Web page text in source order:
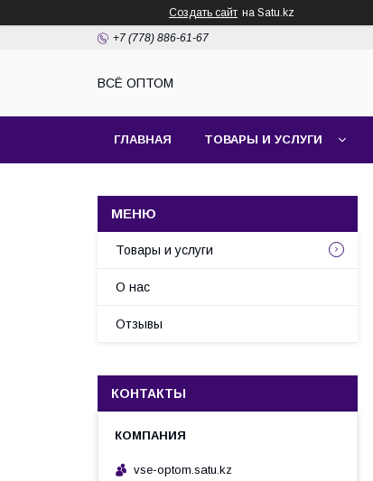
Создать сайт на Satu.kz
+7 (778) 886-61-67
ВСЁ ОПТОМ
ГЛАВНАЯ ТОВАРЫ И УСЛУГИ
Товары и услуги
О нас
Отзывы
КОНТАКТЫ
vse-optom.satu.kz